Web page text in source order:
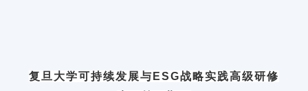
复旦大学可持续发展与ESG战略实践高级研修